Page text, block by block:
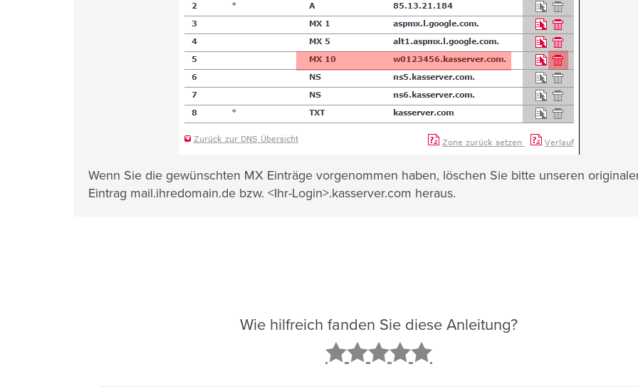
Wenn Sie die gewünschten MX Einträge vorgenommen haben, löschen Sie bitte unseren
Eintrag mail.ihredomain.de bzw. <Ihr-Login>.kasserver.com heraus.
Wie hilfreich fanden Sie diese Anleitung?